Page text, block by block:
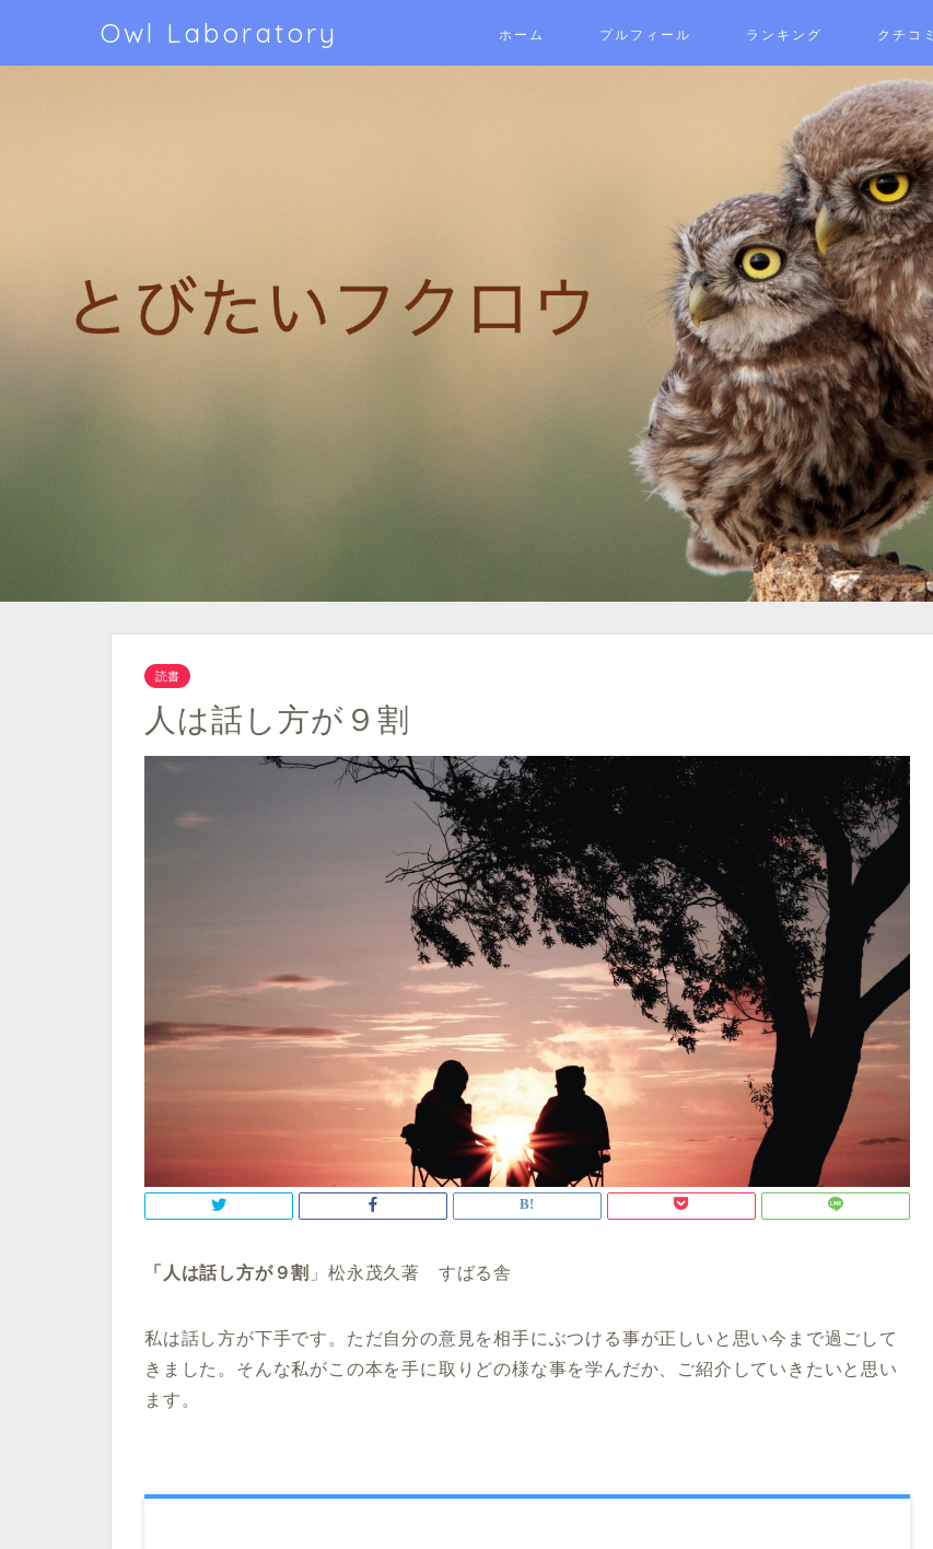
Owl Laboratory ホーム プルフィール ランキング クチコミ
読書
人は話し方が９割
「人は話し方が９割 」松永茂久著 すばる舎
私は話し方が下手です。ただ自分の意見を相手にぶつける事が正しいと思い今まで過ごして
きました。そんな私がこの本を手に取りどの様な事を学んだか、ご紹介していきたいと思い
ます。